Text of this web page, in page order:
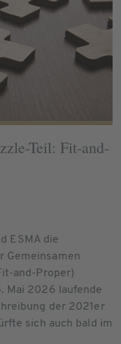
Teil: Fit-and-
ESMA die
Gemeinsamen
and-Proper)
Mai 2026 laufende
der 2021er
sich auch bald im